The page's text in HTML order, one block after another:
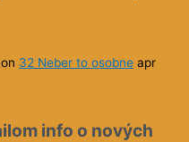
on 32 Neber to osobne apr
info o nových